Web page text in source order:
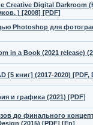
Creative Digital Darkroom
) [2008] [PDF]
Photoshop для
in a Book (2021 release)
книг] (2017-2020) [PDF,
и графика (2021) [PDF]
до финального
(2015) [PDF] [En]